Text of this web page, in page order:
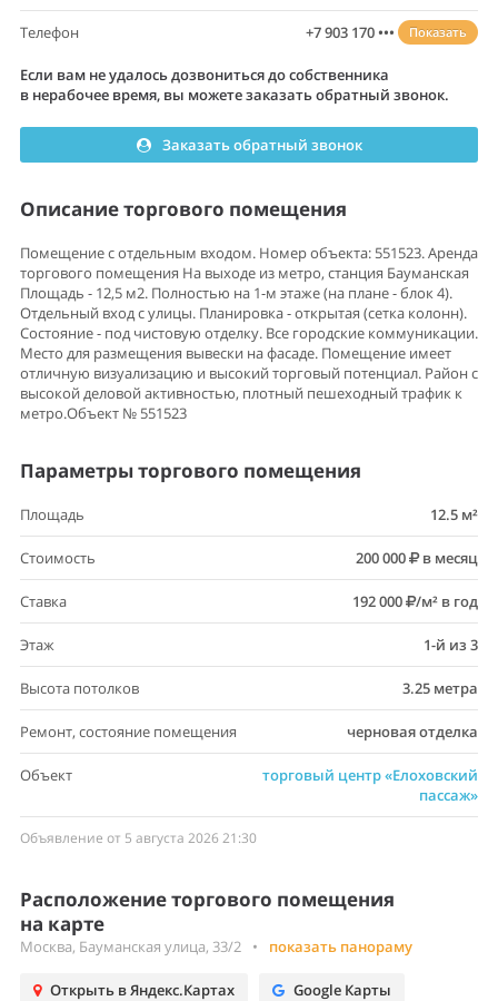
Телефон +7 903 170 ••• Показать
Если вам не удалось дозвониться до собственника
в нерабочее время, вы можете заказать обратный звонок.
Заказать обратный звонок
Описание торгового помещения
Помещение с отдельным входом. Номер объекта: 551523. Аренда
торгового помещения На выходе из метро, станция Бауманская
Площадь - 12,5 м2. Полностью на 1-м этаже (на плане - блок 4).
Отдельный вход с улицы. Планировка - открытая (сетка колонн).
Состояние - под чистовую отделку. Все городские коммуникации.
Место для размещения вывески на фасаде. Помещение имеет
отличную визуализацию и высокий торговый потенциал. Район с
высокой деловой активностью, плотный пешеходный трафик к
метро.Объект № 551523
Параметры торгового помещения
Площадь 12.5 м²
Стоимость 200 000 в месяц
Ставка 192 000 /м² в год
Этаж 1-й из 3
Высота потолков 3.25 метра
Ремонт, состояние помещения черновая отделка
Объект
торговый центр «Елоховский
пассаж»
Объявление от 5 августа 2026 21:30
Расположение торгового помещения
на карте
Москва, Бауманская улица, 33/2 • показать панораму
Открыть в Яндекс.Картах Google Карты